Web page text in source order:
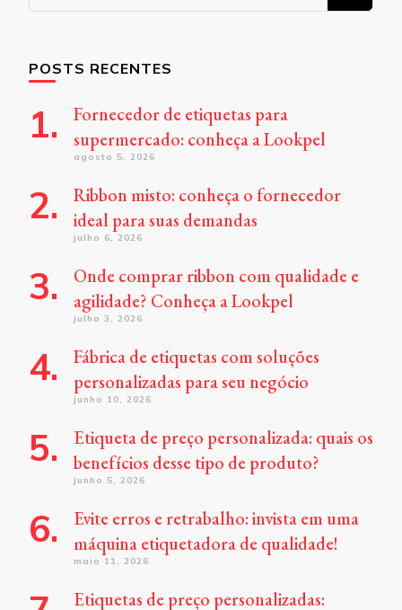
POSTS RECENTES
Fornecedor de etiquetas para
supermercado: conheça a Lookpel
agosto 5, 2026
Ribbon misto: conheça o fornecedor
ideal para suas demandas
julho 6, 2026
Onde comprar ribbon com qualidade e
agilidade? Conheça a Lookpel
julho 3, 2026
Fábrica de etiquetas com soluções
personalizadas para seu negócio
junho 10, 2026
Etiqueta de preço personalizada: quais os
benefícios desse tipo de produto?
junho 5, 2026
Evite erros e retrabalho: invista em uma
máquina etiquetadora de qualidade!
maio 11, 2026
Etiquetas de preço personalizadas: